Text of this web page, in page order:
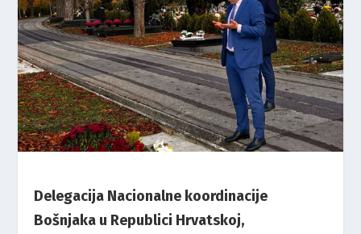
Delegacija Nacionalne koordinacije
Bošnjaka u Republici Hrvatskoj,